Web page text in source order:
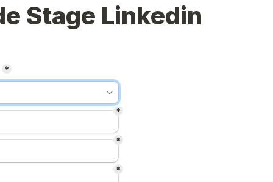
Stage Linkedin
*
*
*
*